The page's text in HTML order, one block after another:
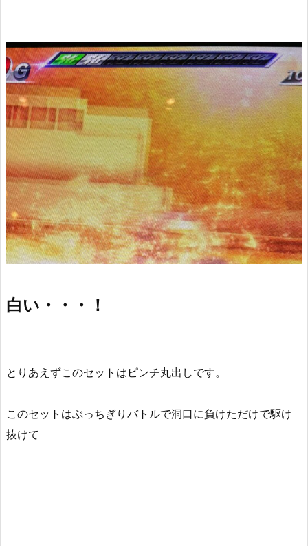
白い・・・！
とりあえずこのセットはピンチ丸出しです。
このセットはぶっちぎりバトルで洞口に負けただけで駆け
抜けて